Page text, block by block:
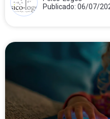
Publicado: 06/07/